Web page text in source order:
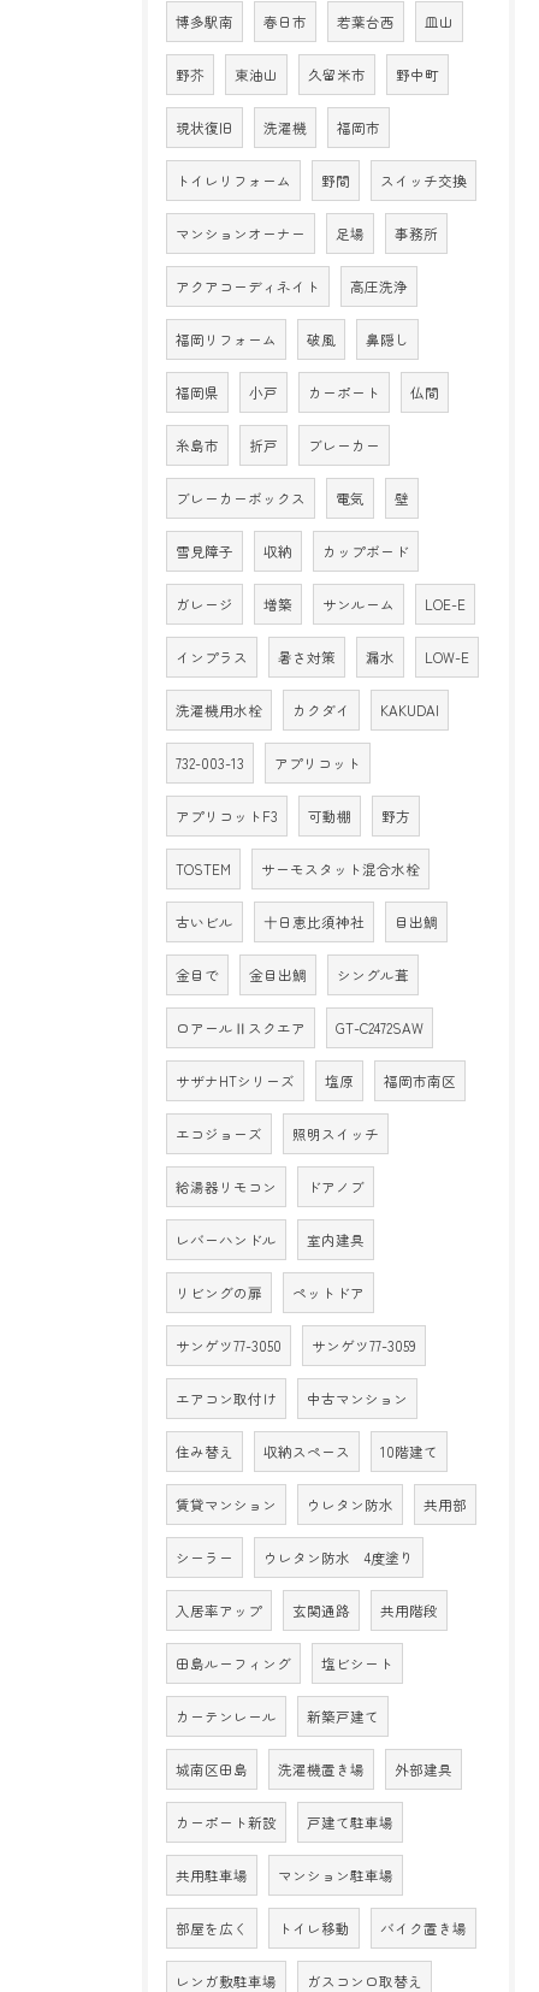
博多駅南 春日市 若葉台西 皿山
野芥 東油山 久留米市 野中町
現状復旧 洗濯機 福岡市
トイレリフォーム 野間 スイッチ交換
マンションオーナー 足場 事務所
アクアコーディネイト 高圧洗浄
福岡リフォーム 破風 鼻隠し
福岡県 小戸 カーポート 仏間
糸島市 折戸 ブレーカー
ブレーカーボックス 電気 壁
雪見障子 収納 カップボード
ガレージ 増築 サンルーム LOE-E
インプラス 暑さ対策 漏水 LOW-E
洗濯機用水栓 カクダイ KAKUDAI
732-003-13 アプリコット
アプリコットF3 可動棚 野方
TOSTEM サーモスタット混合水栓
古いビル 十日恵比須神社 目出鯛
金目で 金目出鯛 シングル葺
ロアールⅡスクエア GT-C2472SAW
サザナHTシリーズ 塩原 福岡市南区
エコジョーズ 照明スイッチ
給湯器リモコン ドアノブ
レバーハンドル 室内建具
リビングの扉 ペットドア
サンゲツ77-3050 サンゲツ77-3059
エアコン取付け 中古マンション
住み替え 収納スペース 10階建て
賃貸マンション ウレタン防水 共用部
シーラー ウレタン防水 4度塗り
入居率アップ 玄関通路 共用階段
田島ルーフィング 塩ビシート
カーテンレール 新築戸建て
城南区田島 洗濯機置き場 外部建具
カーポート新設 戸建て駐車場
共用駐車場 マンション駐車場
部屋を広く トイレ移動 バイク置き場
レンガ敷駐車場 ガスコンロ取替え